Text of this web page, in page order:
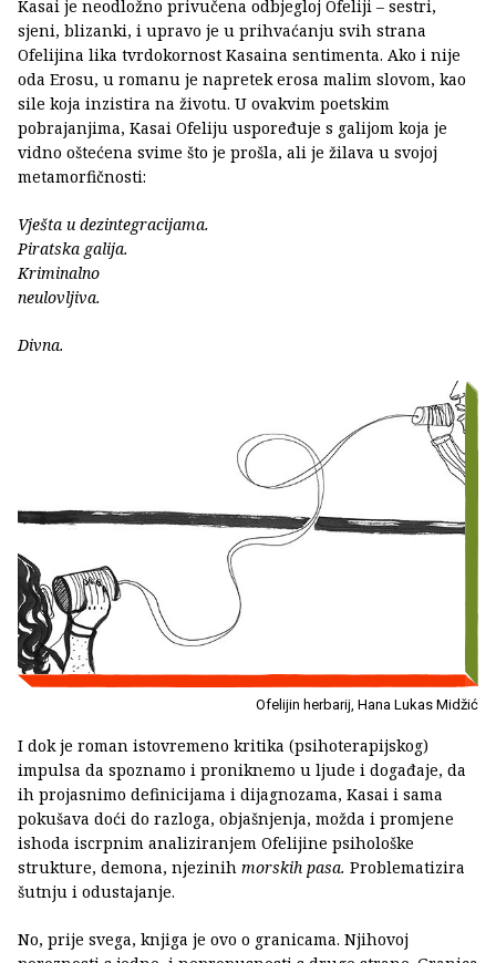
Kasai je neodložno privučena odbjegloj Ofeliji – sestri,
sjeni, blizanki, i upravo je u prihvaćanju svih strana
Ofelijina lika tvrdokornost Kasaina sentimenta. Ako i nije
oda Erosu, u romanu je napretek erosa malim slovom, kao
sile koja inzistira na životu. U ovakvim poetskim
pobrajanjima, Kasai Ofeliju uspoređuje s galijom koja je
vidno oštećena svime što je prošla, ali je žilava u svojoj
metamorfičnosti:
Vješta u dezintegracijama.
Piratska galija.
Kriminalno
neulovljiva.
Divna.
Ofelijin herbarij, Hana Lukas Midžić
I dok je roman istovremeno kritika (psihoterapijskog)
impulsa da spoznamo i proniknemo u ljude i događaje, da
ih projasnimo definicijama i dijagnozama, Kasai i sama
pokušava doći do razloga, objašnjenja, možda i promjene
ishoda iscrpnim analiziranjem Ofelijine psihološke
strukture, demona, njezinih morskih pasa. Problematizira
šutnju i odustajanje.
No, prije svega, knjiga je ovo o granicama. Njihovoj